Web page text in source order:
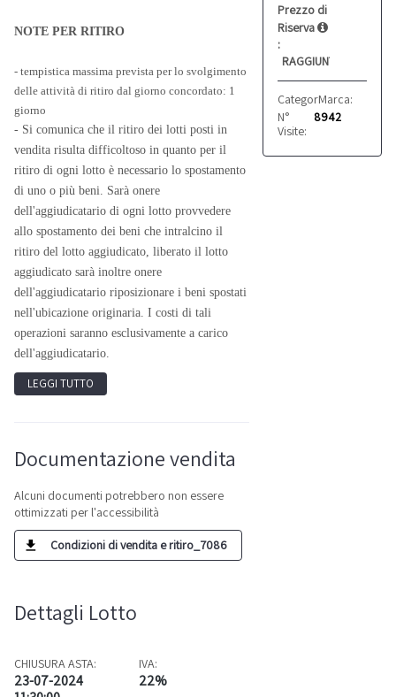
Prezzo di
Riserva
:
RAGGIUNTO
Categoria: Altro
Marca:
N°
Visite:
8942
NOTE PER RITIRO
- tempistica massima prevista per lo svolgimento
delle attività di ritiro dal giorno concordato: 1
giorno
- Si comunica che il ritiro dei lotti posti in
vendita risulta difficoltoso in quanto per il
ritiro di ogni lotto è necessario lo spostamento
di uno o più beni. Sarà onere
dell'aggiudicatario di ogni lotto provvedere
allo spostamento dei beni che intralcino il
ritiro del lotto aggiudicato, liberato il lotto
aggiudicato sarà inoltre onere
dell'aggiudicatario riposizionare i beni spostati
nell'ubicazione originaria. I costi di tali
operazioni saranno esclusivamente a carico
dell'aggiudicatario.
LEGGI TUTTO
Documentazione vendita
Alcuni documenti potrebbero non essere
ottimizzati per l'accessibilità
Condizioni di vendita e ritiro_7086
Dettagli Lotto
CHIUSURA ASTA:
23-07-2024
IVA:
22%